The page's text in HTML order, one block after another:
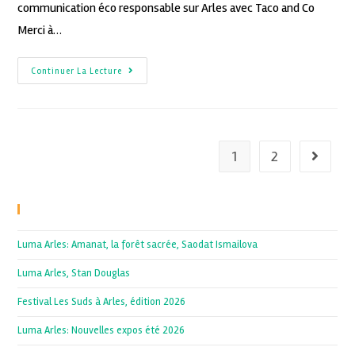
communication éco responsable sur Arles avec Taco and Co
Merci à…
Continuer La Lecture
1 2
Luma Arles: Amanat, la forêt sacrée, Saodat Ismailova
Luma Arles, Stan Douglas
Festival Les Suds à Arles, édition 2026
Luma Arles: Nouvelles expos été 2026